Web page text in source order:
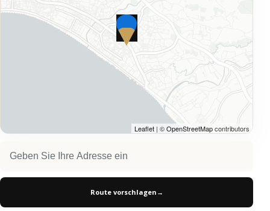
Leaflet | ©OpenStreetMapcontributors
Route vorschlagen →